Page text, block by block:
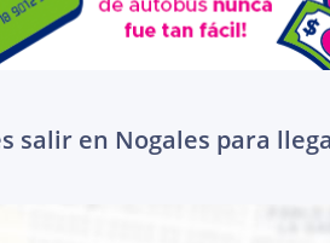
salir en Nogales para